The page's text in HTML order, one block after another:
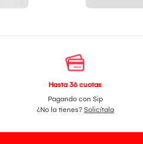
Hasta 36 cuotas
Pagando con Sip
¿No la tienes? Solicítala